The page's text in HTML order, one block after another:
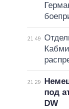
21:49
21:29
под
DW